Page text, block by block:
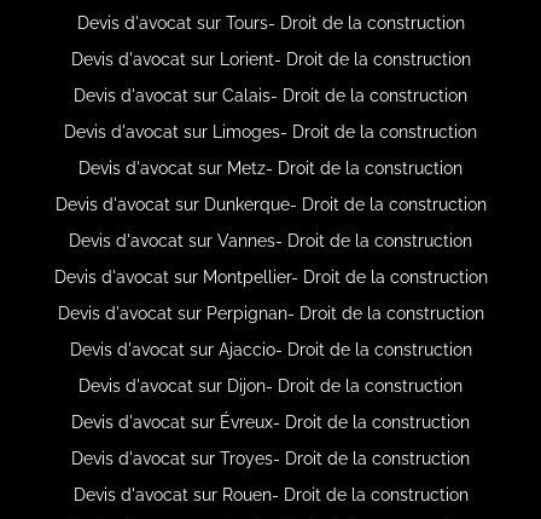
Devis d'avocat sur Tours- Droit de la construction
Devis d'avocat sur Lorient- Droit de la construction
Devis d'avocat sur Calais- Droit de la construction
Devis d'avocat sur Limoges- Droit de la construction
Devis d'avocat sur Metz- Droit de la construction
Devis d'avocat sur Dunkerque- Droit de la construction
Devis d'avocat sur Vannes- Droit de la construction
Devis d'avocat sur Montpellier- Droit de la construction
Devis d'avocat sur Perpignan- Droit de la construction
Devis d'avocat sur Ajaccio- Droit de la construction
Devis d'avocat sur Dijon- Droit de la construction
Devis d'avocat sur Évreux- Droit de la construction
Devis d'avocat sur Troyes- Droit de la construction
Devis d'avocat sur Rouen- Droit de la construction